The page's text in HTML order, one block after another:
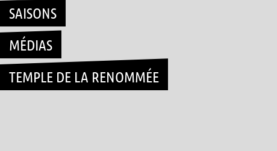
SAISONS
MÉDIAS
TEMPLE DE LA RENOMMÉE